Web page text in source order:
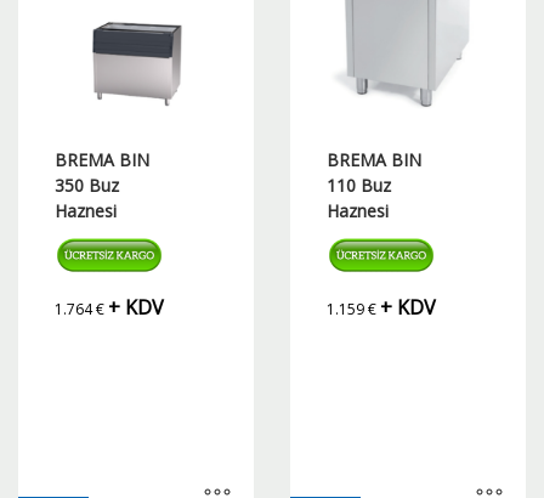
BREMA BIN
350 Buz
Haznesi
1.764€ + KDV
BREMA BIN
110 Buz
Haznesi
1.159€ + KDV